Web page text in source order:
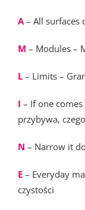
A – All surfaces
M – Modules –
L – Limits –
I – If one comes
przybywa,
N – Narrow it
E – Everyday
czystości